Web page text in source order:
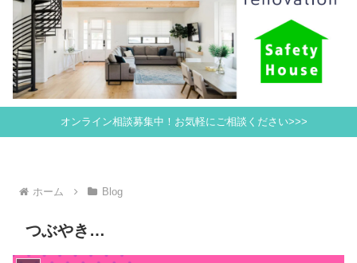
オンライン相談募集中！お気軽にご相談ください>>>
ホーム Blog
つぶやき…